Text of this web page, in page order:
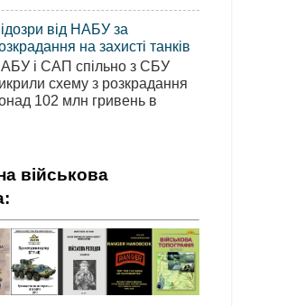
від НАБУ за
на захисті танків
і САП спільно з СБУ
схему з розкрадання
102 млн гривень в
військова